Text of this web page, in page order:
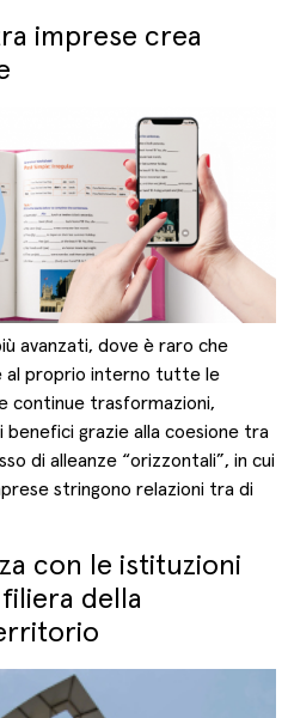
imprese crea
avanzati, dove è raro che
al proprio interno tutte le
continue trasformazioni,
grazie alla coesione tra
di alleanze “orizzontali”, in cui
stringono relazioni tra di
con le istituzioni
della